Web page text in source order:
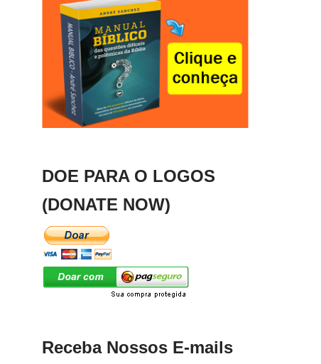
DOE PARA O LOGOS
(DONATE NOW)
Receba Nossos E-mails